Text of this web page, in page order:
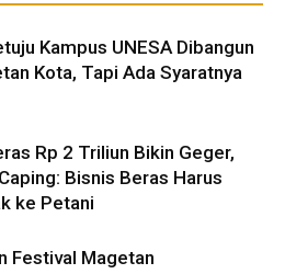
Kampus UNESA Dibangun
Kota, Tapi Ada Syaratnya
Rp 2 Triliun Bikin Geger,
Bisnis Beras Harus
ke Petani
Festival Magetan